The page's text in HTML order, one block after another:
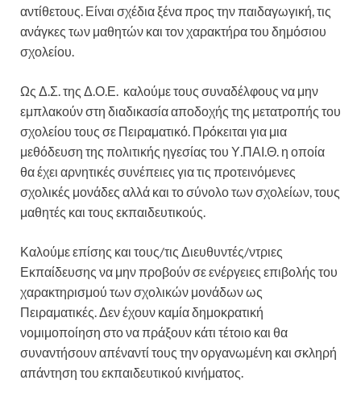
αντίθετους. Είναι σχέδια ξένα προς την παιδαγωγική, τις
ανάγκες των μαθητών και τον χαρακτήρα του δημόσιου
σχολείου.
Ως Δ.Σ. της Δ.Ο.Ε. καλούμε τους συναδέλφους να μην
εμπλακούν στη διαδικασία αποδοχής της μετατροπής του
σχολείου τους σε Πειραματικό. Πρόκειται για μια
μεθόδευση της πολιτικής ηγεσίας του Υ.ΠΑΙ.Θ. η οποία
θα έχει αρνητικές συνέπειες για τις προτεινόμενες
σχολικές μονάδες αλλά και το σύνολο των σχολείων, τους
μαθητές και τους εκπαιδευτικούς.
Καλούμε επίσης και τους/τις Διευθυντές/ντριες
Εκπαίδευσης να μην προβούν σε ενέργειες επιβολής του
χαρακτηρισμού των σχολικών μονάδων ως
Πειραματικές. Δεν έχουν καμία δημοκρατική
νομιμοποίηση στο να πράξουν κάτι τέτοιο και θα
συναντήσουν απέναντί τους την οργανωμένη και σκληρή
απάντηση του εκπαιδευτικού κινήματος.